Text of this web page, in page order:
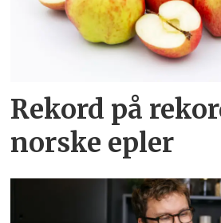
Rekord på
norske epler